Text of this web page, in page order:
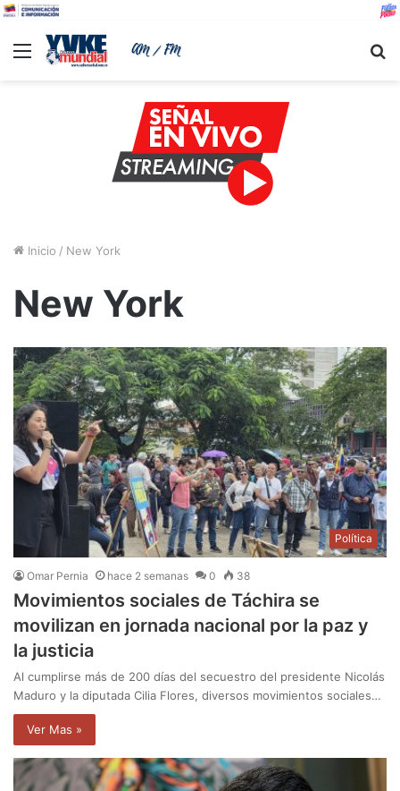
Menu
Inicio / New York
New York
Política
Omar Pernia hace 2 semanas 0 38
Movimientos sociales de Táchira se
movilizan en jornada nacional por la paz y
la justicia
Al cumplirse más de 200 días del secuestro del presidente Nicolás
Maduro y la diputada Cilia Flores, diversos movimientos sociales…
Ver Mas »